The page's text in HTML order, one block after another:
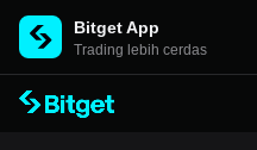
Bitget App
Trading lebih cerdas